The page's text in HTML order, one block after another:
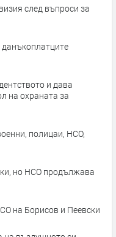
след въпроси за
и дава
на охраната за
полицаи, НСО,
но НСО продължава
на Борисов и Пеевски